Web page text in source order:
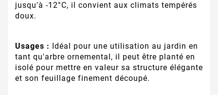
jusqu'à -12°C, il convient aux climats tempérés
doux.
Usages : Idéal pour une utilisation au jardin en
tant qu'arbre ornemental, il peut être planté en
isolé pour mettre en valeur sa structure élégante
et son feuillage finement découpé.